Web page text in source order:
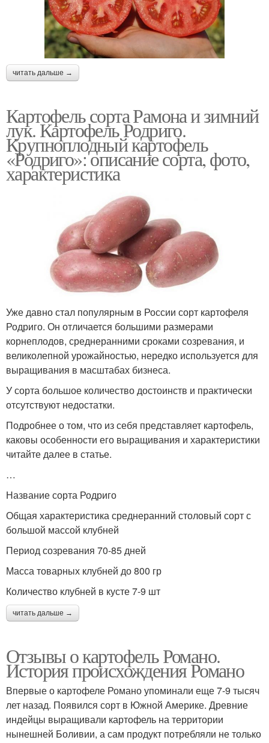
читать дальше →
Картофель сорта Рамона и зимний
лук. Картофель Родриго.
Крупноплодный картофель
«Родриго»: описание сорта, фото,
характеристика
Уже давно стал популярным в России сорт картофеля
Родриго. Он отличается большими размерами
корнеплодов, среднеранними сроками созревания, и
великолепной урожайностью, нередко используется для
выращивания в масштабах бизнеса.
У сорта большое количество достоинств и практически
отсутствуют недостатки.
Подробнее о том, что из себя представляет картофель,
каковы особенности его выращивания и характеристики
читайте далее в статье.
…
Название сорта Родриго
Общая характеристика среднеранний столовый сорт с
большой массой клубней
Период созревания 70-85 дней
Масса товарных клубней до 800 гр
Количество клубней в кусте 7-9 шт
читать дальше →
Отзывы о картофель Романо.
История происхождения Романо
Впервые о картофеле Романо упоминали еще 7-9 тысяч
лет назад. Появился сорт в Южной Америке. Древние
индейцы выращивали картофель на территории
нынешней Боливии, а сам продукт потребляли не только